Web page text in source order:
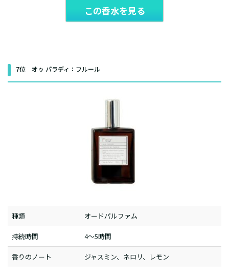
この香水を見る
7位 オゥ パラディ：フルール
種類 オードパルファム
持続時間 4～5時間
香りのノート ジャスミン、ネロリ、レモン